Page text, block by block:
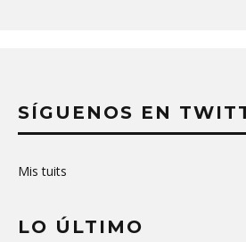
SÍGUENOS EN
Mis tuits
LO ÚLTIMO